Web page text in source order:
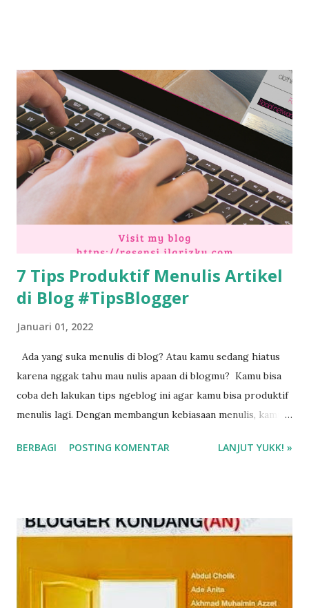
7 Tips Produktif Menulis Artikel
di Blog #TipsBlogger
Januari 01, 2022
Ada yang suka menulis di blog? Atau kamu sedang hiatus
karena nggak tahu mau nulis apaan di blogmu? Kamu bisa
coba deh lakukan tips ngeblog ini agar kamu bisa produktif
menulis lagi. Dengan membangun kebiasaan menulis, kamu
akan terkendala dengan writer block. Apa saja tipsnya?
BERBAGI POSTING KOMENTAR LANJUT YUKK! »